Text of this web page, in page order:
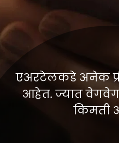
एअरटेलकडे अनेक
आहेत. ज्यात